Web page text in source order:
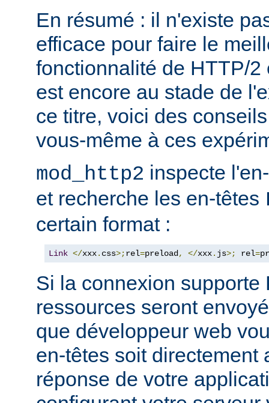
En résumé : il n'existe
efficace pour faire le
fonctionnalité de HTTP/2
est encore au stade de
ce titre, voici des
vous-même à ces
mod_http2 inspecte
et recherche les en-têtes
certain format :
Link </xxx. css>;rel=preload, </xxx. js>; rel=
Si la connexion supporte
ressources seront
que développeur web
en-têtes soit directement
réponse de votre